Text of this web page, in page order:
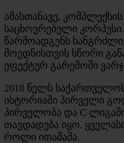
ამასთანავე,
საცხოვრებელი
წარმოადგენს
მოედნისთვის სწორი
ეფექტურ გარემოში
2018 წელს
ისტორიაში პირველი
პირველობა და C
თავდადება იყო.
როლი ითამაშა.